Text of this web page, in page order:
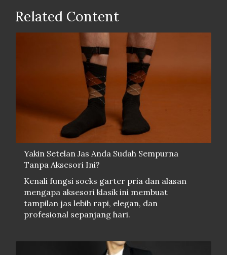
Related Content
Yakin Setelan Jas Anda Sudah Sempurna
Tanpa Aksesori Ini?
Kenali fungsi socks garter pria dan alasan
mengapa aksesori klasik ini membuat
tampilan jas lebih rapi, elegan, dan
profesional sepanjang hari.